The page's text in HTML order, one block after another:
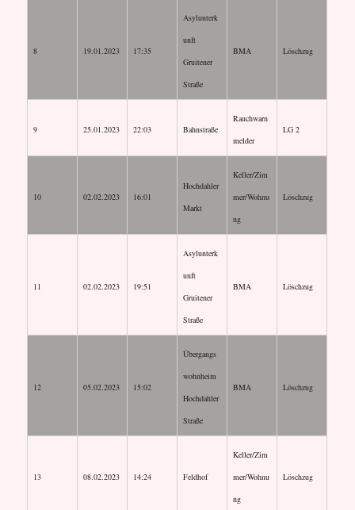
8 19.01.2023 17:35
Asylunterk
unft
Gruitener
Straße
BMA Löschzug
9 25.01.2023 22:03 Bahnstraße
Rauchwarn
melder
LG 2
10 02.02.2023 16:01
Hochdahler
Markt
Keller/Zim
mer/Wohnu
ng
Löschzug
11 02.02.2023 19:51
Asylunterk
unft
Gruitener
Straße
BMA Löschzug
12 05.02.2023 15:02
Übergangs
wohnheim
Hochdahler
Straße
BMA Löschzug
13 08.02.2023 14:24 Feldhof
Keller/Zim
mer/Wohnu
ng
Löschzug